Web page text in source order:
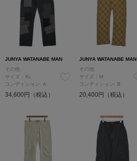
JUNYA WATANABE MAN
その他
サイズ：XL
コンディション: A
34,600円（税込）
JUNYA WATANABE MAN
その他
サイズ：M
コンディション: B
20,400円（税込）